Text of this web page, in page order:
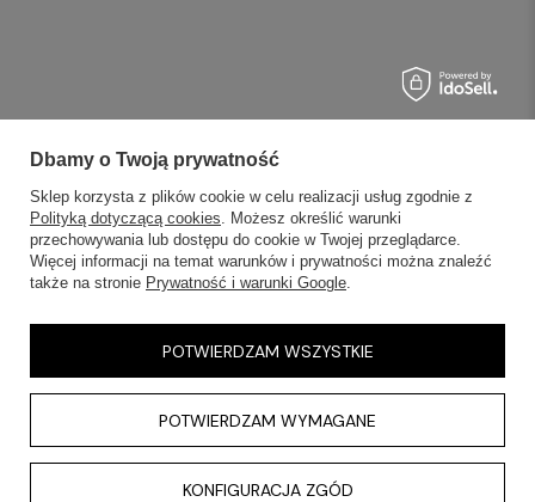
Dbamy o Twoją prywatność
Sklep korzysta z plików cookie w celu realizacji usług zgodnie z
Polityką dotyczącą cookies. Możesz określić warunki
przechowywania lub dostępu do cookie w Twojej przeglądarce.
Więcej informacji na temat warunków i prywatności można znaleźć
także na stronie Prywatność i warunki Google.
POTWIERDZAM WYMAGANE
KONFIGURACJA ZGÓD
POTWIERDZAM WSZYSTKIE